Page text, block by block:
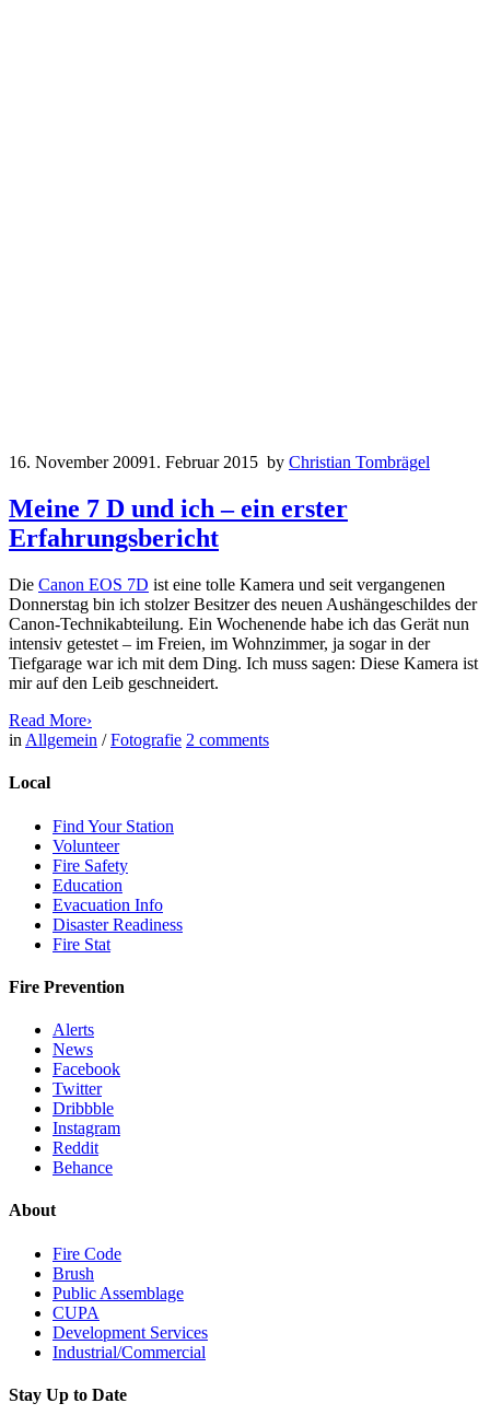
16. November 20091. Februar 2015 by Christian Tombrägel
Meine 7 D und ich – ein erster
Erfahrungsbericht
Die Canon EOS 7D ist eine tolle Kamera und seit vergangenen
Donnerstag bin ich stolzer Besitzer des neuen Aushängeschildes der
Canon-Technikabteilung. Ein Wochenende habe ich das Gerät nun
intensiv getestet – im Freien, im Wohnzimmer, ja sogar in der
Tiefgarage war ich mit dem Ding. Ich muss sagen: Diese Kamera ist
mir auf den Leib geschneidert.
Read More›
in Allgemein /Fotografie 2 comments
Local
Find Your Station
Volunteer
Fire Safety
Education
Evacuation Info
Disaster Readiness
Fire Stat
Fire Prevention
Alerts
News
Facebook
Twitter
Dribbble
Instagram
Reddit
Behance
About
Fire Code
Brush
Public Assemblage
CUPA
Development Services
Industrial/Commercial
Stay Up to Date